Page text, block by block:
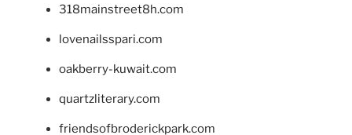
318mainstreet8h.com
lovenailsspari.com
oakberry-kuwait.com
quartzliterary.com
friendsofbroderickpark.com